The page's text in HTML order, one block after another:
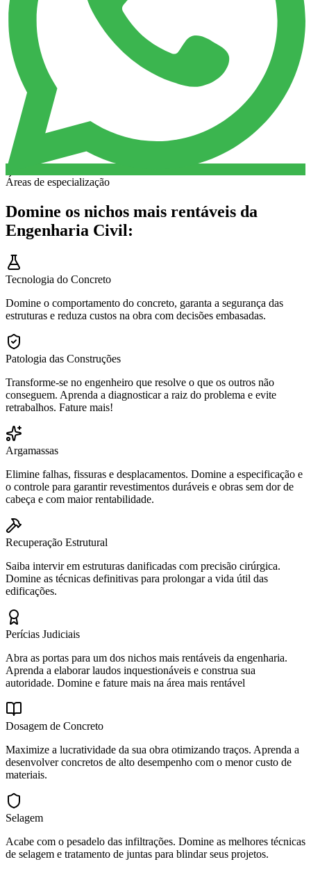
Áreas de especialização
Domine os nichos mais rentáveis da
Engenharia Civil:
Tecnologia do Concreto
Domine o comportamento do concreto, garanta a segurança das
estruturas e reduza custos na obra com decisões embasadas.
Patologia das Construções
Transforme-se no engenheiro que resolve o que os outros não
conseguem. Aprenda a diagnosticar a raiz do problema e evite
retrabalhos. Fature mais!
Argamassas
Elimine falhas, fissuras e desplacamentos. Domine a especificação e
o controle para garantir revestimentos duráveis e obras sem dor de
cabeça e com maior rentabilidade.
Recuperação Estrutural
Saiba intervir em estruturas danificadas com precisão cirúrgica.
Domine as técnicas definitivas para prolongar a vida útil das
edificações.
Perícias Judiciais
Abra as portas para um dos nichos mais rentáveis da engenharia.
Aprenda a elaborar laudos inquestionáveis e construa sua
autoridade. Domine e fature mais na área mais rentável
Dosagem de Concreto
Maximize a lucratividade da sua obra otimizando traços. Aprenda a
desenvolver concretos de alto desempenho com o menor custo de
materiais.
Selagem
Acabe com o pesadelo das infiltrações. Domine as melhores técnicas
de selagem e tratamento de juntas para blindar seus projetos.